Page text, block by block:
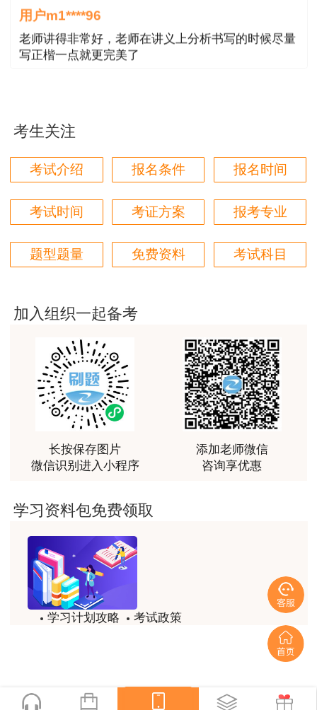
用户m1****96
老师讲得非常好，老师在讲义上分析书写的时候尽量
写正楷一点就更完美了
用户85****06
真的是把学习变成自己能理解的语言最重要！
用户m1****88
太喜欢王英老师了
平台历史购买的课程，老师讲的多非常好
老师讲的很细致很认真，课件准备充分也非常有耐
用户m0****88
最棒的预习课
用户m2****66
越听越觉得好
用户m2****66
非常非常非常非常棒！！!！
用户m2****66
非常非常非常非常棒！！!！
土建计量这门课我听了门金瑞和孙琦两位老师的课
试，非常感谢两位老师的课程。
考生关注
考试介绍 报名条件 报名时间
考试时间 考证方案 报考专业
题型题量 免费资料 考试科目
加入组织一起备考
长按保存图片
微信识别进入小程序
添加老师微信
咨询享优惠
学习资料包免费领取
学习计划攻略
考试政策